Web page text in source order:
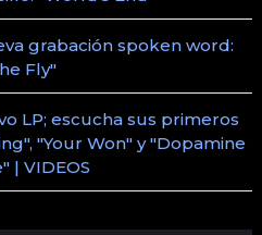
grabación spoken word:
Fly"
LP; escucha sus primeros
"Your Won" y "Dopamine
| VIDEOS